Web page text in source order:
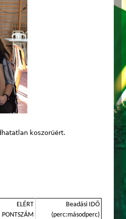
koszorúért.
ELÉRT
PONTSZÁM
Beadási IDŐ
(perc:másodperc)